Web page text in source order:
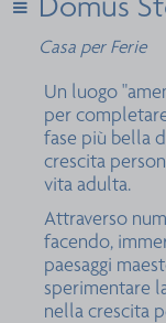
Casa per Ferie
Un luogo
per
fase più bella
crescita
vita adulta.
Attraverso
facendo,
paesaggi
sperimentare
nella crescita